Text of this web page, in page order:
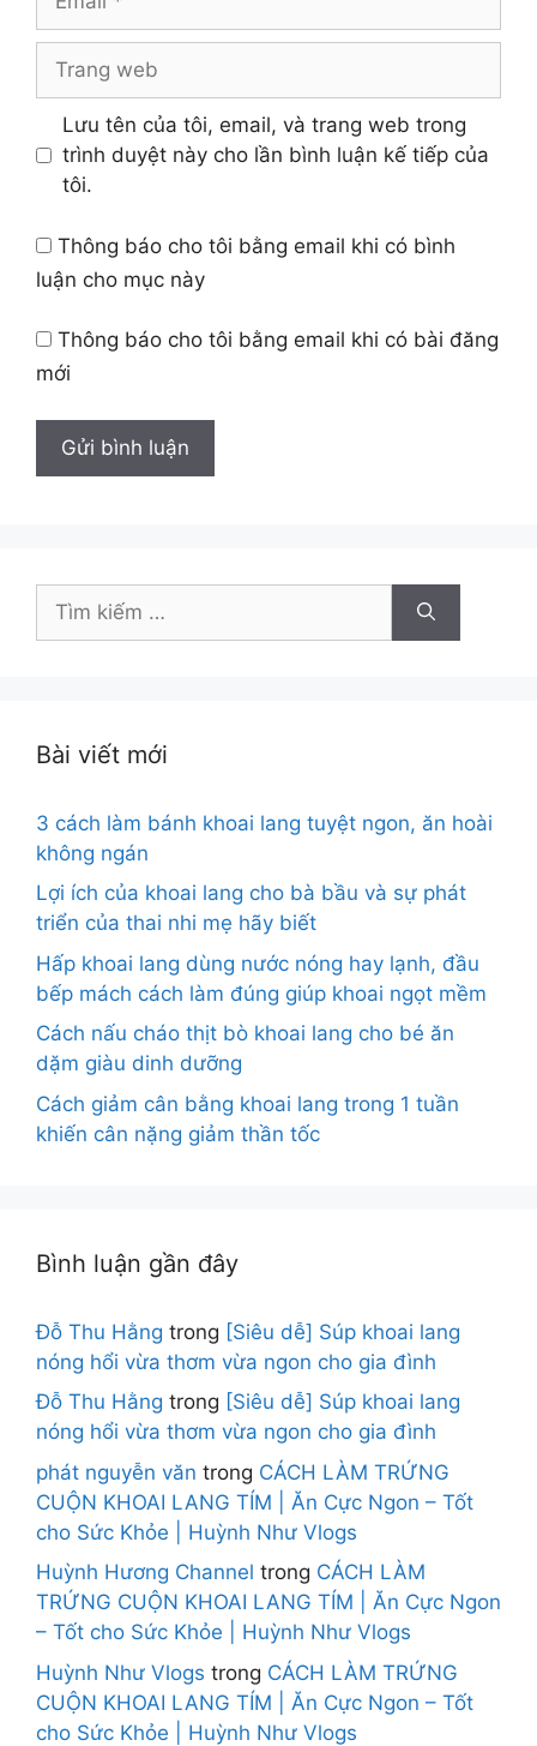
Trang
Lưu tên của tôi, email, và trang web trong
trình duyệt này cho lần bình luận kế tiếp của
tôi.
Thông báo cho tôi bằng email khi có bình
luận cho mục này
Thông báo cho tôi bằng email khi có bài đăng
mới
Tìm
kiếm
Bài viết mới
3 cách làm bánh khoai lang tuyệt ngon, ăn hoài
không ngán
Lợi ích của khoai lang cho bà bầu và sự phát
triển của thai nhi mẹ hãy biết
Hấp khoai lang dùng nước nóng hay lạnh, đầu
bếp mách cách làm đúng giúp khoai ngọt mềm
Cách nấu cháo thịt bò khoai lang cho bé ăn
dặm giàu dinh dưỡng
Cách giảm cân bằng khoai lang trong 1 tuần
khiến cân nặng giảm thần tốc
Bình luận gần đây
Đỗ Thu Hằng trong [Siêu dễ] Súp khoai lang
nóng hổi vừa thơm vừa ngon cho gia đình
Đỗ Thu Hằng trong [Siêu dễ] Súp khoai lang
nóng hổi vừa thơm vừa ngon cho gia đình
phát nguyễn văn trong CÁCH LÀM TRỨNG
CUỘN KHOAI LANG TÍM | Ăn Cực Ngon – Tốt
cho Sức Khỏe | Huỳnh Như Vlogs
Huỳnh Hương Channel trong CÁCH LÀM
TRỨNG CUỘN KHOAI LANG TÍM | Ăn Cực Ngon
– Tốt cho Sức Khỏe | Huỳnh Như Vlogs
Huỳnh Như Vlogs trong CÁCH LÀM TRỨNG
CUỘN KHOAI LANG TÍM | Ăn Cực Ngon – Tốt
cho Sức Khỏe | Huỳnh Như Vlogs